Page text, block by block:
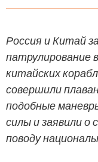
Россия и Китай
патрулирование
китайских
совершили
подобные
силы и заявили о
поводу